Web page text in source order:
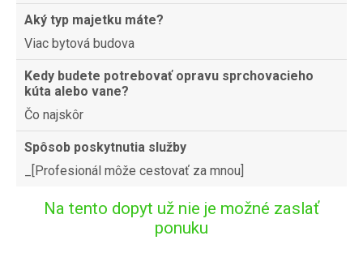
Aký typ majetku máte?
Viac bytová budova
Kedy budete potrebovať opravu sprchovacieho
kúta alebo vane?
Čo najskôr
Spôsob poskytnutia služby
_[Profesionál môže cestovať za mnou]
Na tento dopyt už nie je možné zaslať
ponuku